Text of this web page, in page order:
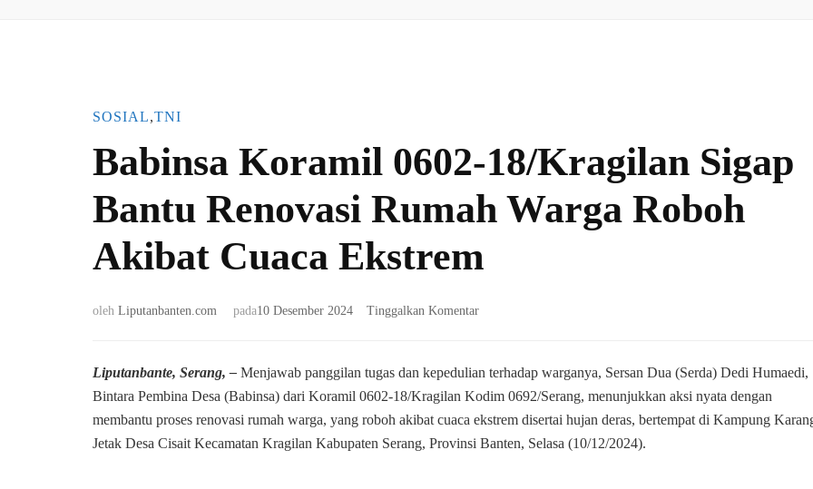
SOSIAL,TNI
Babinsa Koramil 0602-18/Kragilan Sigap
Bantu Renovasi Rumah Warga Roboh
Akibat Cuaca Ekstrem
oleh Liputanbanten.com pada10 Desember 2024 Tinggalkan Komentarpada
0602-
Sigap
Bantu
Renovasi
Liputanbante, Serang, – Menjawab panggilan tugas dan kepedulian terhadap warganya, Sersan Dua (Serda) Dedi Humaedi,
Bintara Pembina Desa (Babinsa) dari Koramil 0602-18/Kragilan Kodim 0692/Serang, menunjukkan aksi nyata dengan
membantu proses renovasi rumah warga, yang roboh akibat cuaca ekstrem disertai hujan deras, bertempat di Kampung
Jetak Desa Cisait Kecamatan Kragilan Kabupaten Serang, Provinsi Banten, Selasa (10/12/2024).